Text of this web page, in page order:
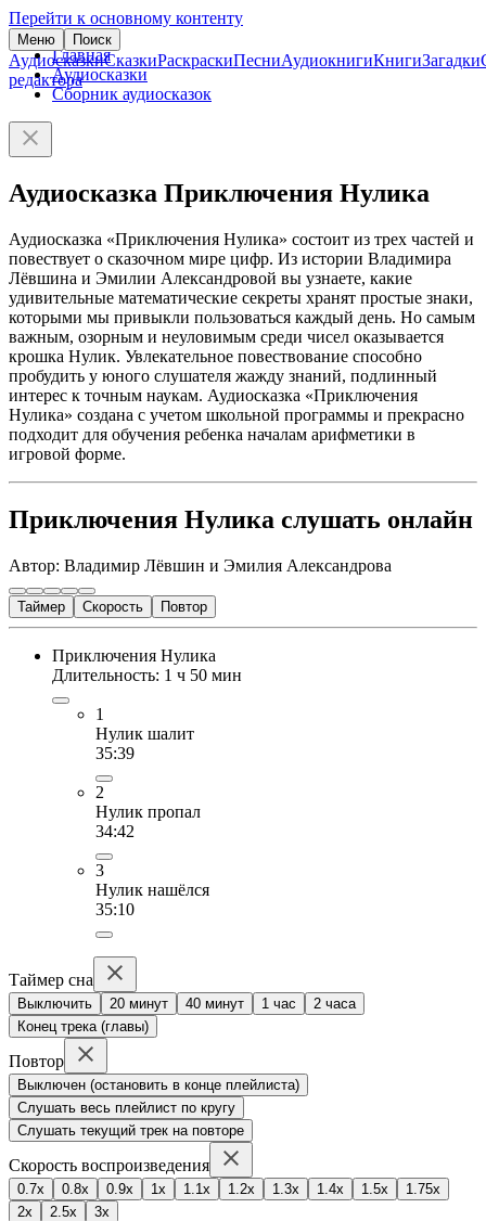
Перейти к основному контенту
Меню Поиск
АудиосказкиСказкиРаскраскиПесниАудиокнигиКнигиЗагадки
редактора
Главная
Аудиосказки
Сборник аудиосказок
Аудиосказка Приключения Нулика
Аудиосказка «Приключения Нулика» состоит из трех частей и
повествует о сказочном мире цифр. Из истории Владимира
Лёвшина и Эмилии Александровой вы узнаете, какие
удивительные математические секреты хранят простые знаки,
которыми мы привыкли пользоваться каждый день. Но самым
важным, озорным и неуловимым среди чисел оказывается
крошка Нулик. Увлекательное повествование способно
пробудить у юного слушателя жажду знаний, подлинный
интерес к точным наукам. Аудиосказка «Приключения
Нулика» создана с учетом школьной программы и прекрасно
подходит для обучения ребенка началам арифметики в
игровой форме.
Приключения Нулика слушать онлайн
Автор: Владимир Лёвшин и Эмилия Александрова
Таймер Скорость Повтор
Приключения Нулика
Длительность: 1 ч 50 мин
1
Нулик шалит
35:39
2
Нулик пропал
34:42
3
Нулик нашёлся
35:10
Таймер сна
Выключить 20 минут 40 минут 1 час
2 часа
Конец трека (главы)
Повтор
Выключен (остановить в конце плейлиста)
Слушать весь плейлист по кругу
Слушать текущий трек на повторе
Скорость воспроизведения
0.7x 0.8x 0.9x 1x 1.1x 1.2x 1.3x 1.4x 1.5x
1.75x
2x
2.5x 3x